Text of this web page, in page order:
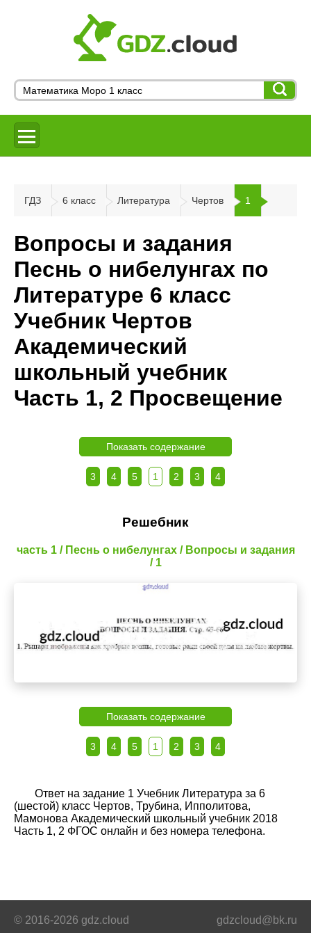
ГДЗ 6 класс Литература Чертов 1
Вопросы и задания
Песнь о нибелунгах по
Литературе 6 класс
Учебник Чертов
Академический
школьный учебник
Часть 1, 2 Просвещение
Показать содержание
3 4 5 1 2 3 4
Решебник
часть 1 / Песнь о нибелунгах / Вопросы и задания
/ 1
Показать содержание
3 4 5 1 2 3 4
Ответ на задание 1 Учебник Литература за 6
(шестой) класс Чертов, Трубина, Ипполитова,
Мамонова Академический школьный учебник 2018
Часть 1, 2 ФГОС онлайн и без номера телефона.
© 2016-2026 gdz.cloud gdzcloud@bk.ru